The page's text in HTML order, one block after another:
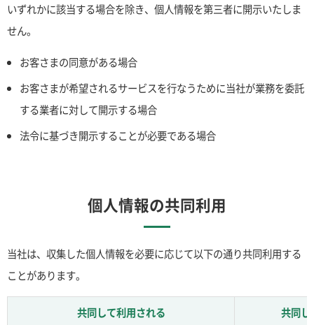
いずれかに該当する場合を除き、個人情報を第三者に開示いたしま
せん。
お客さまの同意がある場合
お客さまが希望されるサービスを行なうために当社が業務を委託
する業者に対して開示する場合
法令に基づき開示することが必要である場合
個人情報の共同利用
当社は、収集した個人情報を必要に応じて以下の通り共同利用する
ことがあります。
共同して利用される
共同し